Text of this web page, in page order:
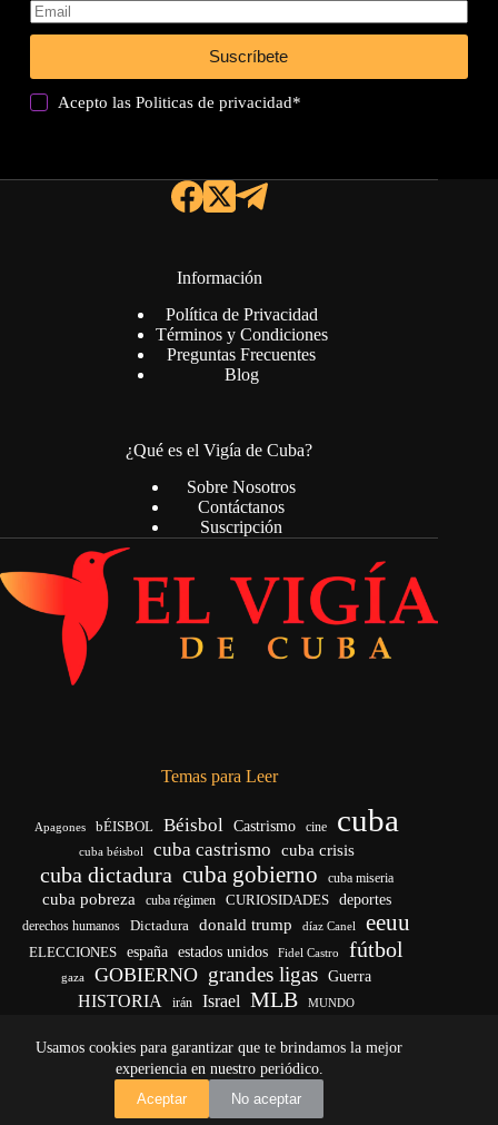
Usamos cookies para garantizar que te brindamos la mejor
experiencia en nuestro periódico.
Aceptar
No aceptar
Suscríbete
Acepto lasPoliticas de privacidad*
Información
Política de Privacidad
Términos y Condiciones
Preguntas Frecuentes
Blog
¿Qué es el Vigía de Cuba?
Sobre Nosotros
Contáctanos
Suscripción
Temas para Leer
Apagones bÉISBOL Béisbol Castrismo cine cuba
cuba béisbol cuba castrismo cuba crisis
cuba dictadura cuba gobierno cuba miseria
cuba pobreza cuba régimen CURIOSIDADES deportes
derechos humanos Dictadura donald trump díaz Canel eeuu
ELECCIONES españa estados unidos Fidel Castro fútbol
gaza GOBIERNO grandes ligas Guerra
HISTORIA irán Israel MLB MUNDO
Rusia
régimen cubano Trump Ucrania venezuela vida yankees
Copyright © 2026 - El Vigía de Cuba
Desarrollo, mantenimiento web y SEO por